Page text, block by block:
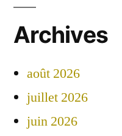
Archives
août 2026
juillet 2026
juin 2026